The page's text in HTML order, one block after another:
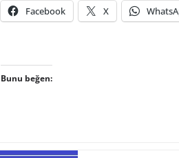
Facebook X
Bunu beğen: